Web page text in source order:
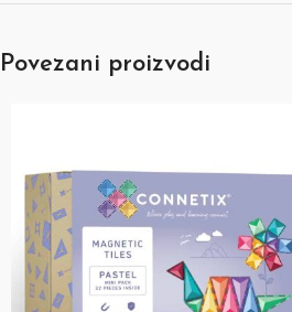
Povezani proizvodi